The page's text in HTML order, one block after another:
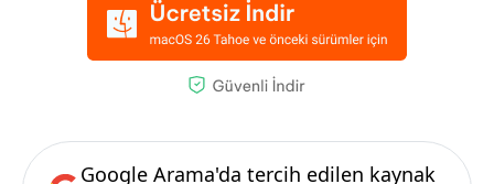
Google Arama'da tercih edilen kaynak